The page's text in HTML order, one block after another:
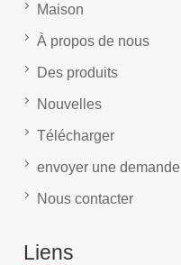
Maison
À propos de nous
Des produits
Nouvelles
Télécharger
envoyer une demande
Nous contacter
Liens